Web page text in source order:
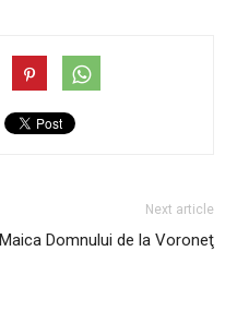
Next article
Maica Domnului de la Voroneţ